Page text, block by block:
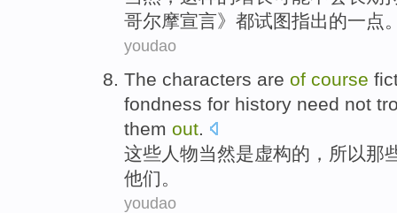
哥尔摩宣言》 都试图指出的一点
youdao
The characters are of course
fondness for history need not
them out
这些 人物当然是虚构的， 所以那
他们 。
youdao